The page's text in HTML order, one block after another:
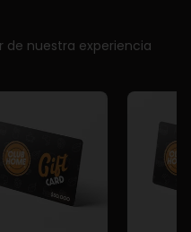
de nuestra experiencia